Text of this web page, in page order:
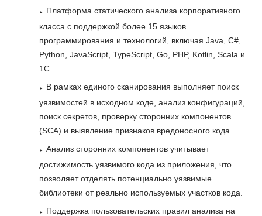
Платформа статического анализа корпоративного
класса с поддержкой более 15 языков
программирования и технологий, включая Java, C#,
Python, JavaScript, TypeScript, Go, PHP, Kotlin, Scala и
1С.
В рамках единого сканирования выполняет поиск
уязвимостей в исходном коде, анализ конфигураций,
поиск секретов, проверку сторонних компонентов
(SCA) и выявление признаков вредоносного кода.
Анализ сторонних компонентов учитывает
достижимость уязвимого кода из приложения, что
позволяет отделять потенциально уязвимые
библиотеки от реально используемых участков кода.
Поддержка пользовательских правил анализа на